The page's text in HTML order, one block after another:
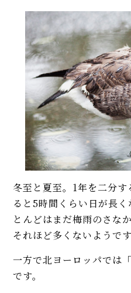
冬至と夏至。1年を二分
ると5時間くらい日が長
とんどはまだ梅雨のさな
それほど多くないようです
一方で北ヨーロッパでは
です。